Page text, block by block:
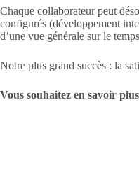
Chaque collaborateur peut
configurés (développement
d’une vue générale sur le
Notre plus grand succès : la
Vous souhaitez en savoir